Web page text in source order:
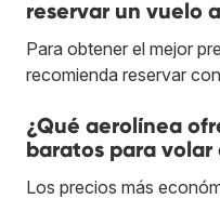
reservar un vuelo
Para obtener el mejor
recomienda reservar
¿Qué aerolínea
baratos para volar
Los precios más